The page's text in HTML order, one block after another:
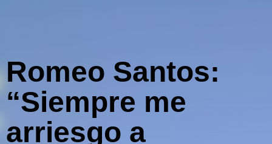
Romeo Santos:
“Siempre me
arriesgo a